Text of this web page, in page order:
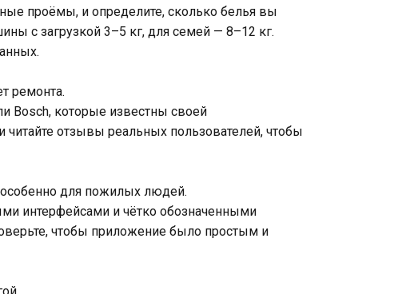
проёмы, и определите, сколько белья вы
с загрузкой 3–5 кг, для семей — 8–12 кг.
ремонта.
Bosch, которые известны своей
отзывы реальных пользователей, чтобы
для пожилых людей.
интерфейсами и чётко обозначенными
чтобы приложение было простым и